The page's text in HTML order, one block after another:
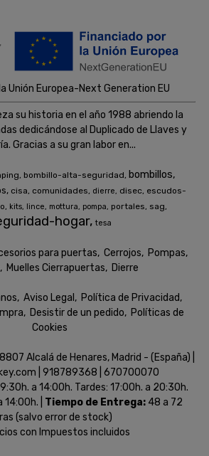
Unión Europea-Next Generation EU
su historia en el año 1988 abriendo la
dedicándose al Duplicado de Llaves y
Gracias a su gran labor en...
bombillo-alta-seguridad bombillos
cisa comunidades dierre disec escudos-
kits lince mottura pompa portales sag
hogar tesa
para puertas Cerrojos
Pompas
Muelles Cierrapuertas Dierre
Aviso Legal
Política de Privacidad
Desistir de un pedido
Políticas de
Cookies
Alcalá de Henares, Madrid - (España) |
| 918789368 670700070
a 14:00h. Tardes: 17:00h. a 20:30h.
| Tiempo de Entrega: 48 a 72
(salvo error de stock)
con Impuestos incluidos